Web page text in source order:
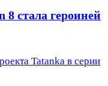
8 стала героиней
Tatanka в серии